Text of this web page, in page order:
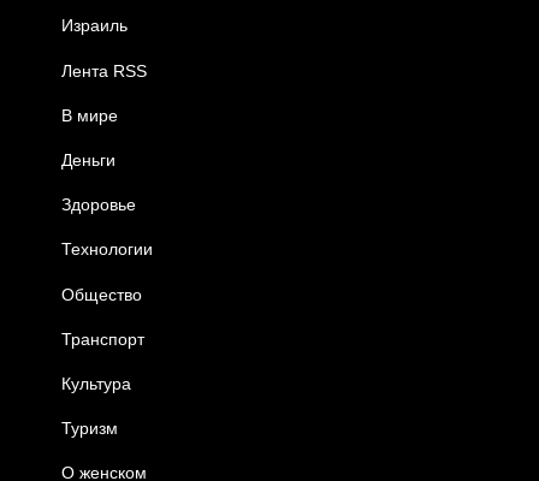
Израиль
Лента RSS
В мире
Деньги
Здоровье
Технологии
Общество
Транспорт
Культура
Туризм
О женском